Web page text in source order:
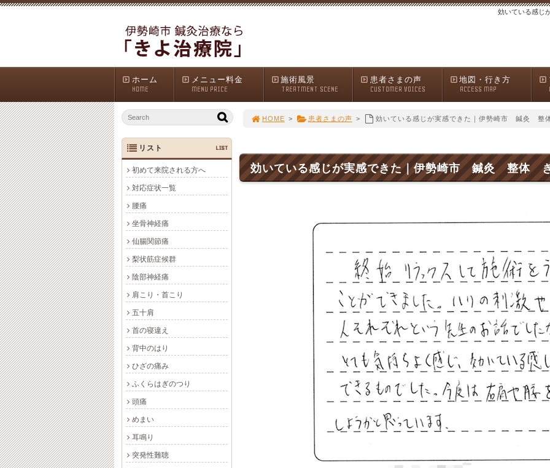
効いている感
ホーム
HOME
メニュー料金
MENU PRICE
施術風景
TREATMENT SCENE
患者さまの声
CUSTOMER VOICES
地図・行き方
ACCESS MAP
HOME > 患者さまの声 > 効いている感じが実感できた｜伊勢崎市 鍼灸 整
効いている感じが実感できた｜伊勢崎市 鍼灸 整体
リスト LIST
初めて来院される方へ
対応症状一覧
腰痛
坐骨神経痛
仙腸関節痛
梨状筋症候群
陰部神経痛
肩こり・首こり
五十肩
首の寝違え
背中のはり
ひざの痛み
ふくらはぎのつり
頭痛
めまい
耳鳴り
突発性難聴